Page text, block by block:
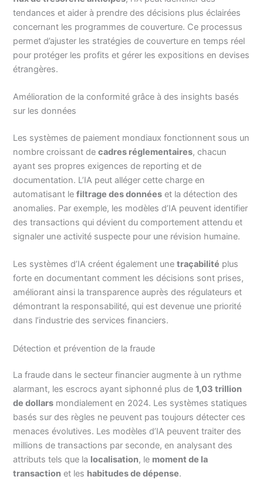
tendances et aider à prendre des décisions plus éclairées
concernant les programmes de couverture. Ce processus
permet d’ajuster les stratégies de couverture en temps réel
pour protéger les profits et gérer les expositions en devises
étrangères.
Amélioration de la conformité grâce à des insights basés
sur les données
Les systèmes de paiement mondiaux fonctionnent sous un
nombre croissant decadres réglementaires, chacun
ayant ses propres exigences de reporting et de
documentation. L’IA peut alléger cette charge en
automatisant lefiltrage des données et la détection des
anomalies. Par exemple, les modèles d’IA peuvent identifier
des transactions qui dévient du comportement attendu et
signaler une activité suspecte pour une révision humaine.
Les systèmes d’IA créent également unetraçabilité plus
forte en documentant comment les décisions sont prises,
améliorant ainsi la transparence auprès des régulateurs et
démontrant la responsabilité, qui est devenue une priorité
dans l’industrie des services financiers.
Détection et prévention de la fraude
La fraude dans le secteur financier augmente à un rythme
alarmant, les escrocs ayant siphonné plus de1,03 trillion
de dollars mondialement en 2024. Les systèmes statiques
basés sur des règles ne peuvent pas toujours détecter ces
menaces évolutives. Les modèles d’IA peuvent traiter des
millions de transactions par seconde, en analysant des
attributs tels que la localisation, le moment de la
transaction et les habitudes de dépense.